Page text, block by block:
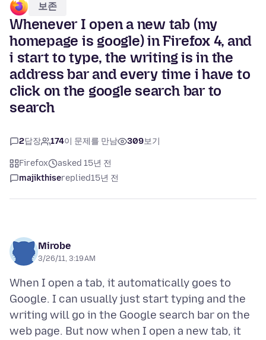
보존
Whenever I open a new tab (my
homepage is google) in Firefox 4, and
i start to type, the writing is in the
address bar and every time i have to
click on the google search bar to
search
2답장 174이 문제를 만남 309보기
Firefox
asked 15년 전
majikthisereplied15년 전
Mirobe
3/26/11, 3:19 AM
When I open a tab, it automatically goes to
Google. I can usually just start typing and the
writing will go in the Google search bar on the
web page. But now when I open a new tab, it